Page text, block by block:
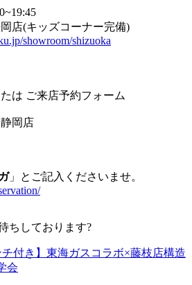
店(キッズコーナー完備)
showroom/shizuoka
たは ご来店予約フォーム
岡店
」とご記入くださいませ。
ちしております?
付き】東海ガスコラボ×藤枝店構造
会